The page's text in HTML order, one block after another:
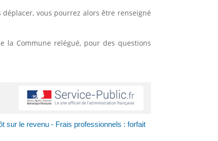
vous pourrez alors être renseigné
la Commune relégué, pour des questions
sur le revenu - Frais professionnels : forfait